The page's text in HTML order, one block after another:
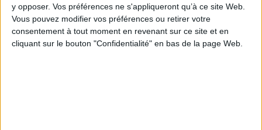
y opposer. Vos préférences ne s'appliqueront qu’à ce site Web.
Vous pouvez modifier vos préférences ou retirer votre
consentement à tout moment en revenant sur ce site et en
cliquant sur le bouton "Confidentialité" en bas de la page Web.
La maturité numérique des entreprises françaises